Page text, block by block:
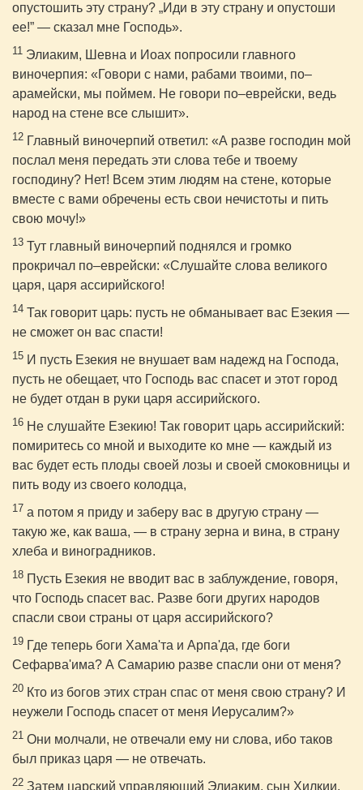
опустошить эту страну? „Иди в эту страну и опустоши
ее!” — сказал мне Господь».
11 Элиаким, Шевна и Иоах попросили главного
виночерпия: «Говори с нами, рабами твоими, по–
арамейски, мы поймем. Не говори по–еврейски, ведь
народ на стене все слышит».
12 Главный виночерпий ответил: «А разве господин мой
послал меня передать эти слова тебе и твоему
господину? Нет! Всем этим людям на стене, которые
вместе с вами обречены есть свои нечистоты и пить
свою мочу!»
13 Тут главный виночерпий поднялся и громко
прокричал по–еврейски: «Слушайте слова великого
царя, царя ассирийского!
14 Так говорит царь: пусть не обманывает вас Езекия —
не сможет он вас спасти!
15 И пусть Езекия не внушает вам надежд на Господа,
пусть не обещает, что Господь вас спасет и этот город
не будет отдан в руки царя ассирийского.
16 Не слушайте Езекию! Так говорит царь ассирийский:
помиритесь со мной и выходите ко мне — каждый из
вас будет есть плоды своей лозы и своей смоковницы и
пить воду из своего колодца,
17 а потом я приду и заберу вас в другую страну —
такую же, как ваша, — в страну зерна и вина, в страну
хлеба и виноградников.
18 Пусть Езекия не вводит вас в заблуждение, говоря,
что Господь спасет вас. Разве боги других народов
спасли свои страны от царя ассирийского?
19 Где теперь боги Хама'та и Арпа'да, где боги
Сефарва'има? А Самарию разве спасли они от меня?
20 Кто из богов этих стран спас от меня свою страну? И
неужели Господь спасет от меня Иерусалим?»
21 Они молчали, не отвечали ему ни слова, ибо таков
был приказ царя — не отвечать.
22 Затем царский управляющий Элиаким, сын Хилкии,